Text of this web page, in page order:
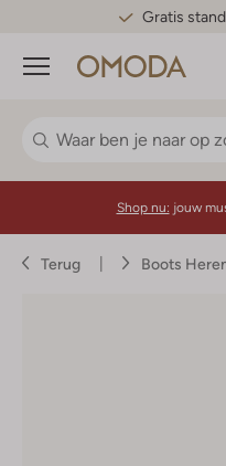
Gratis
Menu
Shop nu: jouw
Terug Boots